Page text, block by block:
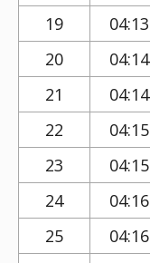
19
04:13
20
04:14
21
04:14
22
04:15
23
04:15
24
04:16
25
04:16